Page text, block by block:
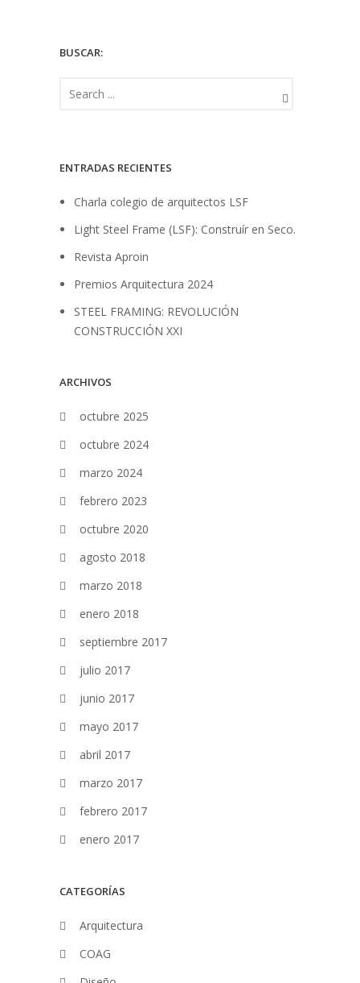
BUSCAR:
ENTRADAS RECIENTES
Charla colegio de arquitectos LSF
Light Steel Frame (LSF): Construír en Seco.
Revista Aproin
Premios Arquitectura 2024
STEEL FRAMING: REVOLUCIÓN
CONSTRUCCIÓN XXI
ARCHIVOS
octubre 2025
octubre 2024
marzo 2024
febrero 2023
octubre 2020
agosto 2018
marzo 2018
enero 2018
septiembre 2017
julio 2017
junio 2017
mayo 2017
abril 2017
marzo 2017
febrero 2017
enero 2017
CATEGORÍAS
Arquitectura
COAG